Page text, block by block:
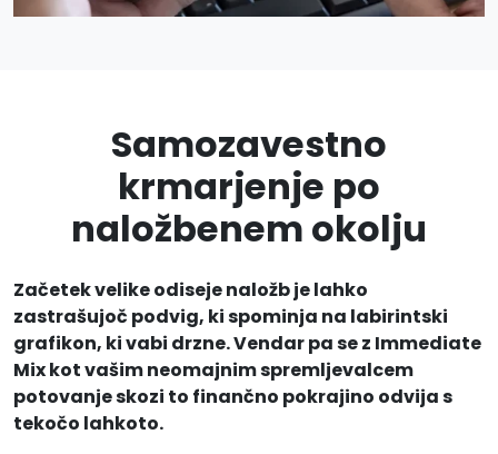
Samozavestno
krmarjenje po
naložbenem okolju
Začetek velike odiseje naložb je lahko
zastrašujoč podvig, ki spominja na labirintski
grafikon, ki vabi drzne. Vendar pa se z Immediate
Mix kot vašim neomajnim spremljevalcem
potovanje skozi to finančno pokrajino odvija s
tekočo lahkoto.